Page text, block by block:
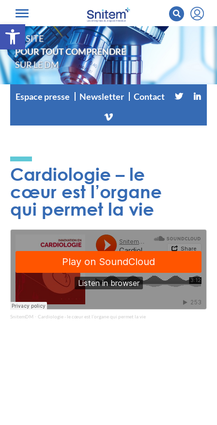
Ouvrir la barre d’outils
LE SITE
POUR TOUT COMPRENDRE
SUR LE DM
Espace presse Newsletter Contact
Cardiologie – le
cœur est l’organe
qui permet la vie
SnitemDM · Cardiologie - le cœur est l’organe qui permet la vie